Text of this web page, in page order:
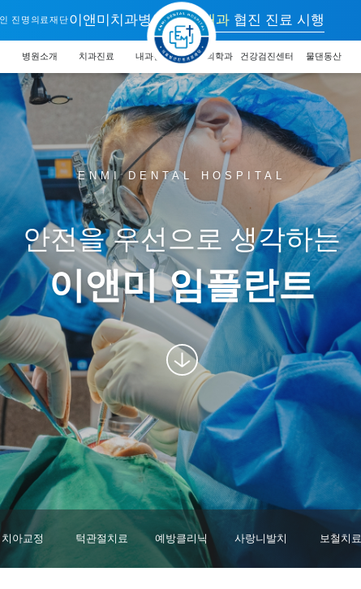
진명의료재단이앤미치과병원치과&내과협진 진료 시행
병원소개 치과진료 내과진료 기능의학과 건강검진센터 물댄동산
ENMI DENTAL HOSPITAL
안전을 우선으로 생각하는
이앤미 임플란트
치아교정 턱관절치료 예방클리닉 사랑니발치 보철치료